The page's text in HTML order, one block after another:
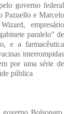
governo federal
Pazuello e Marcelo
empresário
paralelo" de
e a farmacêutica
interrompidas
por uma série de
pública
Bolsonaro,